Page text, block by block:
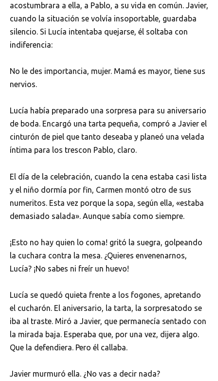
acostumbrara a ella, a Pablo, a su vida en común. Javier,
cuando la situación se volvía insoportable, guardaba
silencio. Si Lucía intentaba quejarse, él soltaba con
indiferencia:
No le des importancia, mujer. Mamá es mayor, tiene sus
nervios.
Lucía había preparado una sorpresa para su aniversario
de boda. Encargó una tarta pequeña, compró a Javier el
cinturón de piel que tanto deseaba y planeó una velada
íntima para los trescon Pablo, claro.
El día de la celebración, cuando la cena estaba casi lista
y el niño dormía por fin, Carmen montó otro de sus
numeritos. Esta vez porque la sopa, según ella, «estaba
demasiado salada». Aunque sabía como siempre.
¡Esto no hay quien lo coma! gritó la suegra, golpeando
la cuchara contra la mesa. ¿Quieres envenenarnos,
Lucía? ¡No sabes ni freír un huevo!
Lucía se quedó quieta frente a los fogones, apretando
el cucharón. El aniversario, la tarta, la sorpresatodo se
iba al traste. Miró a Javier, que permanecía sentado con
la mirada baja. Esperaba que, por una vez, dijera algo.
Que la defendiera. Pero él callaba.
Javier murmuró ella. ¿No vas a decir nada?